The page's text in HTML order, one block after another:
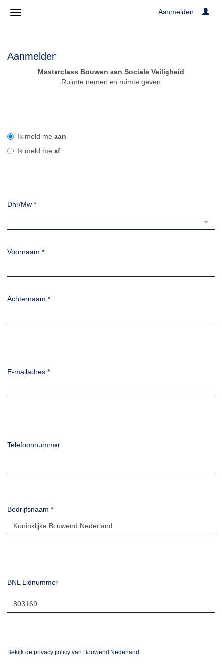
Aanmelden
Aanmelden
Masterclass Bouwen aan Sociale Veiligheid
Ruimte nemen en ruimte geven
Ik meld me aan
Ik meld me af
Dhr/Mw *
Voornaam *
Achternaam *
E-mailadres *
Telefoonnummer
Bedrijfsnaam *
BNL Lidnummer
Bekijk de privacy policy van Bouwend Nederland